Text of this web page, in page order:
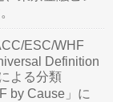
ESC/WHF
Definition
よる分類
by Cause」に